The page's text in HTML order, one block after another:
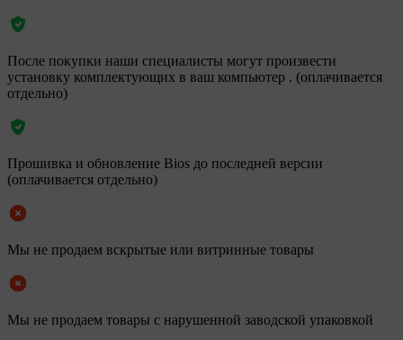
После покупки наши специалисты могут произвести
установку комплектующих в ваш компьютер . (оплачивается
отдельно)
Прошивка и обновление Bios до последней версии
(оплачивается отдельно)
Мы не продаем вскрытые или витринные товары
Мы не продаем товары с нарушенной заводской упаковкой